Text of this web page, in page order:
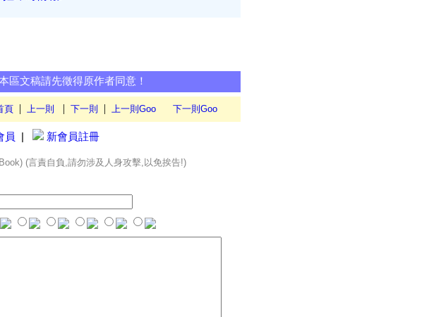
區文稿請先徵得原作者同意！
頁 | 上一則 | 下一則 | 上一則Goo 下一則Goo
員 | 新會員註冊
(言責自負,請勿涉及人身攻擊,以免挨告!)